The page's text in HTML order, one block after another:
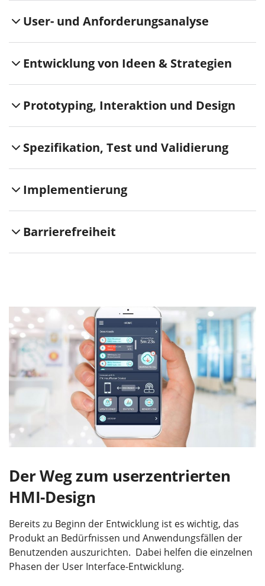
User- und Anforderungsanalyse
Entwicklung von Ideen & Strategien
Prototyping, Interaktion und Design
Spezifikation, Test und Validierung
Implementierung
Barrierefreiheit
Der Weg zum userzentrierten
HMI-Design
Bereits zu Beginn der Entwicklung ist es wichtig, das
Produkt an Bedürfnissen und Anwendungsfällen der
Benutzenden auszurichten. Dabei helfen die einzelnen
Phasen der User Interface-Entwicklung.